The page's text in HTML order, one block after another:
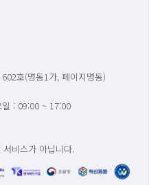
호(명동1가, 페이지명동)
: 09:00 ~ 17:00
비스가 아닙니다.